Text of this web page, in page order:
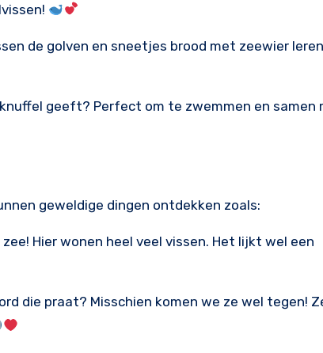
de golven en sneetjes brood met zeewier
geeft? Perfect om te zwemmen en samen
geweldige dingen ontdekken zoals:
Hier wonen heel veel vissen. Het lijkt wel een
die praat? Misschien komen we ze wel tegen!